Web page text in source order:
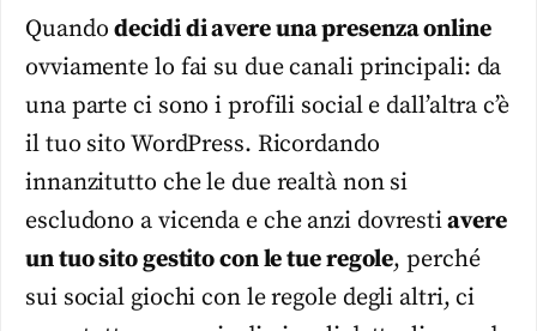
Quandodecidi di avere una presenza online
ovviamente lo fai su due canali principali: da
una parte ci sono i profili social e dall’altra c’è
il tuo sito WordPress. Ricordando
innanzitutto che le due realtà non si
escludono a vicenda e che anzi dovrestiavere
un tuo sito gestito con le tue regole, perché
sui social giochi con le regole degli altri, ci